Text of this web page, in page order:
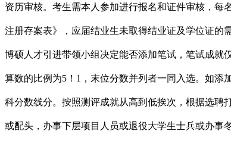
资历审核。考生需本人参加进行报名和证件审核，
注册存案表》，应届结业生未取得结业证及学位证的
博硕人才引进带领小组决定能否添加笔试，笔试成就
算数的比例为5！1，末位分数并列者一同入选。如添
科分数线分。按照测评成就从高到低挨次，根据选聘
或配头，办事下层项目人员或退役大学生士兵或办事